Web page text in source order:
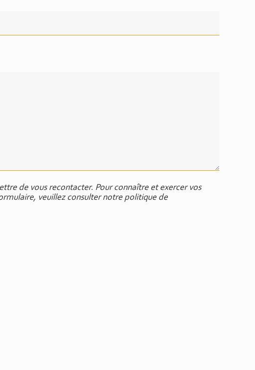
de vous recontacter. Pour connaître et exercer vos
veuillez consulter notre politique de